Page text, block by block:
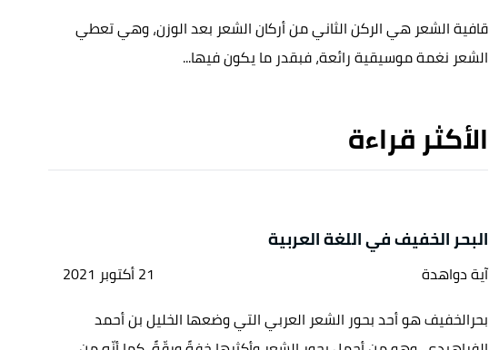
قافية الشعر هي الركن الثاني من أركان الشعر بعد الوزن، وهي تعطي
الشعر نغمة موسيقية رائعة، فبقدر ما يكون فيها...
الأكثر قراءة
البحر الخفيف في اللغة العربية
آية دواهدة
21 أكتوبر 2021
بحرالخفيف هو أحد بحور الشعر العربي التي وضعها الخليل بن أحمد